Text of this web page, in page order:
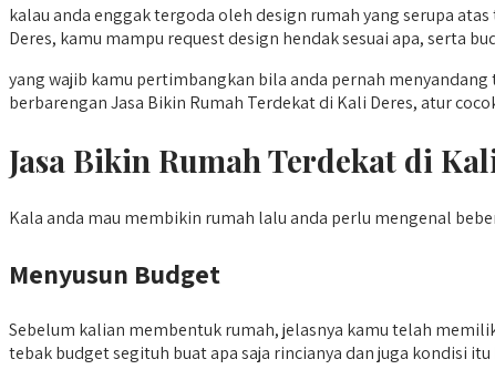
kalau anda enggak tergoda oleh design rumah yang serupa
Deres, kamu mampu request design hendak sesuai apa, serta
yang wajib kamu pertimbangkan bila anda pernah
berbarengan Jasa Bikin Rumah Terdekat di Kali Deres, atur
Jasa Bikin Rumah Terdekat di
Kala anda mau membikin rumah lalu anda perlu mengenal
Menyusun Budget
Sebelum kalian membentuk rumah, jelasnya kamu telah
tebak budget segituh buat apa saja rincianya dan juga kondisi